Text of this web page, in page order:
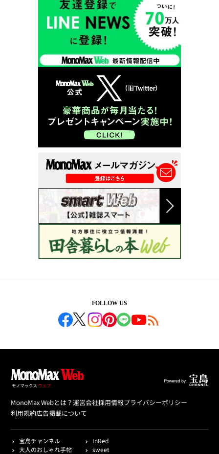
FOLLOW US
MonoMax Webとは？運営会社採用情報プライバシーポリシー
利用規約広告掲載について
宝島チャンネル
InRed
大人のおしゃれ手帖
sweet